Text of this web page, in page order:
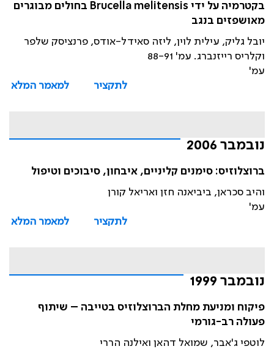
בקטרמיה על ידי Brucella melitensis בחולים מבוגרים
מאושפזים בנגב
יובל גליק, עילית לוין, ליזה סאידל-אודס, פרנציסק שלפר
וקלריס רייזנברג. עמ' 88-91
עמ'
לתקציר
למאמר המלא
נובמבר 2006
ברוצלוזיס: סימנים קליניים, איבחון, סיבוכים וטיפול
והיב סכראן, ביביאנה חזן ואריאל קורן
עמ'
לתקציר
למאמר המלא
נובמבר 1999
פיקוח ומניעת מחלת הברוצלוזיס בטייבה – שיתוף
פעולה רב-גורמי
לוטפי ג'אבר, שמואל דהאן ואילנה הררי